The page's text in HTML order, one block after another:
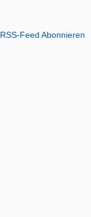
RSS-Feed Abonnieren